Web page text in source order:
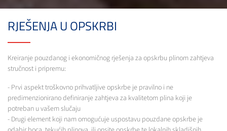
RJEŠENJA U OPSKRBI
Kreiranje pouzdanog i ekonomičnog rješenja za opskrbu plinom zahtjeva
stručnost i pripremu:
- Prvi aspekt troškovno prihvatljive opskrbe je pravilno i ne
predimenzionirano definiranje zahtjeva za kvalitetom plina koji je
potreban u vašem slučaju
- Drugi element koji nam omogućuje uspostavu pouzdane opskrbe je